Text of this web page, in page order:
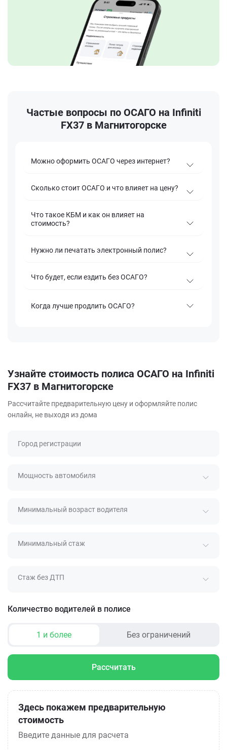
Частые вопросы по ОСАГО на Infiniti
FX37 в Магнитогорске
Можно оформить ОСАГО через интернет?
Сколько стоит ОСАГО и что влияет на цену?
Что такое КБМ и как он влияет на
стоимость?
Нужно ли печатать электронный полис?
Что будет, если ездить без ОСАГО?
Когда лучше продлить ОСАГО?
Узнайте стоимость полиса ОСАГО на Infiniti
FX37 в Магнитогорске
Рассчитайте предварительную цену и оформляйте полис
онлайн, не выходя из дома
Город регистрации
Мощность автомобиля
Минимальный возраст водителя
Минимальный стаж
Стаж без ДТП
Количество водителей в полисе
1 и более Без ограничений
Рассчитать
Здесь покажем предварительную
стоимость
Введите данные для расчета